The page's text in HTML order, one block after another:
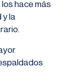
hace más
y la